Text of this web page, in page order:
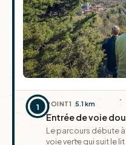
1 POINT1 5.1 km
Entrée de voie
Le parcours débute
voie verte qui suit le